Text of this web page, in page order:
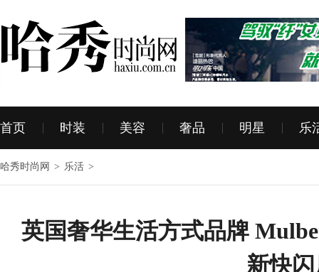
首页 时装 美容 奢品 明星 乐
哈秀时尚网 > 乐活 >
英国奢华生活方式品牌
新快